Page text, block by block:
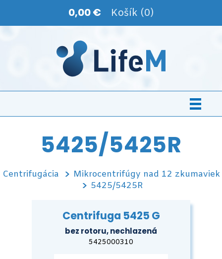
0,00 € Košík (0)
5425/5425R
Centrifugácia
Mikrocentrifúgy nad 12 zkumaviek
5425/5425R
Centrifuga 5425 G
bez rotoru, nechlazená
5425000310